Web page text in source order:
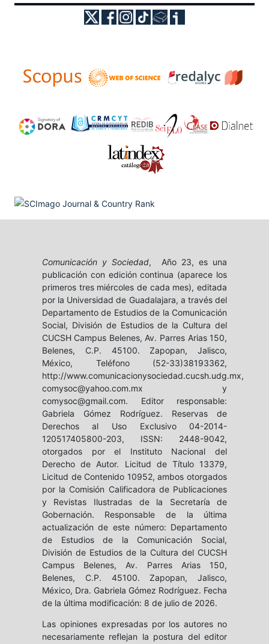
Comunicación y Sociedad, Año 23, es una
publicación con edición continua (aparece los
primeros tres miércoles de cada mes), editada
por la Universidad de Guadalajara, a través del
Departamento de Estudios de la Comunicación
Social, División de Estudios de la Cultura del
CUCSH Campus Belenes, Av. Parres Arias 150,
Belenes, C.P. 45100. Zapopan, Jalisco,
México, Teléfono (52-33)38193362,
http://www.comunicacionysociedad.cucsh.udg.mx,
comysoc@yahoo.com.mx y
comysoc@gmail.com. Editor responsable:
Gabriela Gómez Rodríguez. Reservas de
Derechos al Uso Exclusivo 04-2014-
120517405800-203, ISSN: 2448-9042,
otorgados por el Instituto Nacional del
Derecho de Autor. Licitud de Título 13379,
Licitud de Contenido 10952, ambos otorgados
por la Comisión Calificadora de Publicaciones
y Revistas Ilustradas de la Secretaría de
Gobernación. Responsable de la última
actualización de este número: Departamento
de Estudios de la Comunicación Social,
División de Estudios de la Cultura del CUCSH
Campus Belenes, Av. Parres Arias 150,
Belenes, C.P. 45100. Zapopan, Jalisco,
México, Dra. Gabriela Gómez Rodríguez. Fecha
de la última modificación: 8 de julio de 2026.
Las opiniones expresadas por los autores no
necesariamente reflejan la postura del editor